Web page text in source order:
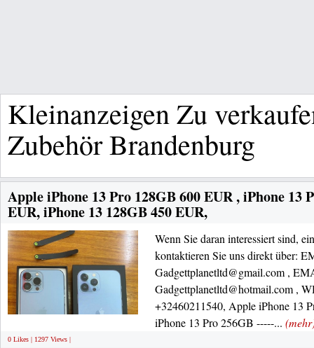
Kleinanzeigen Zu
Zubehör Brandenburg
Apple iPhone 13 Pro 128GB 600 EUR , iPhone 13
EUR, iPhone 13 128GB 450 EUR,
Wenn Sie daran interessiert sind,
kontaktieren Sie uns direkt über:
Gadgettplanetltd@gmail.com ,
Gadgettplanetltd@hotmail.com ,
+32460211540, Apple iPhone 13
iPhone 13 Pro 256GB -----...
0 Likes | 1297 Views |